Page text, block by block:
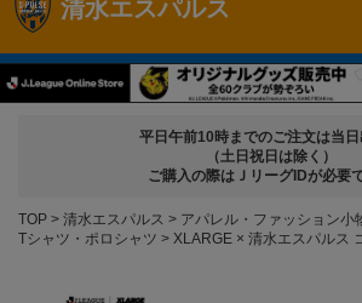
清水エスパルス
平日午前10時までのご注文は当日
（土日祝日は除く）
ご購入の際はＪリーグIDが必要で
TOP 清水エスパルス
アパレル・ファッション小
Tシャツ・ポロシャツ
XLARGE × 清水エスパルス